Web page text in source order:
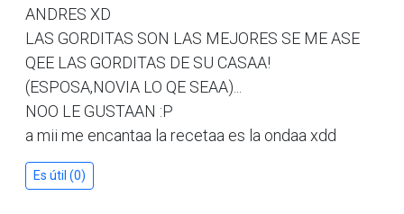
ANDRES XD
LAS GORDITAS SON LAS MEJORES SE ME ASE
QEE LAS GORDITAS DE SU CASAA!
(ESPOSA,NOVIA LO QE SEAA)...
NOO LE GUSTAAN :P
a mii me encantaa la recetaa es la ondaa xdd
Es útil (0)